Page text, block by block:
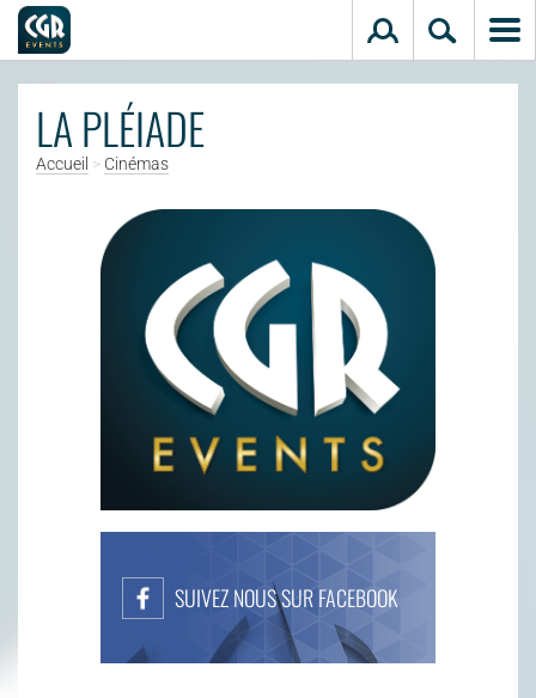
Aller au contenu principal
LA PLÉIADE
Accueil > Cinémas
SUIVEZ NOUS SUR FACEBOOK